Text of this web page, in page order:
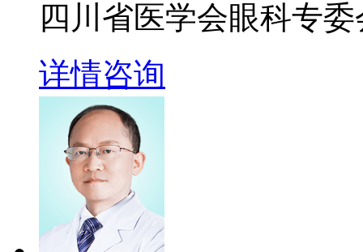
四川省医学会眼科专
详情咨询